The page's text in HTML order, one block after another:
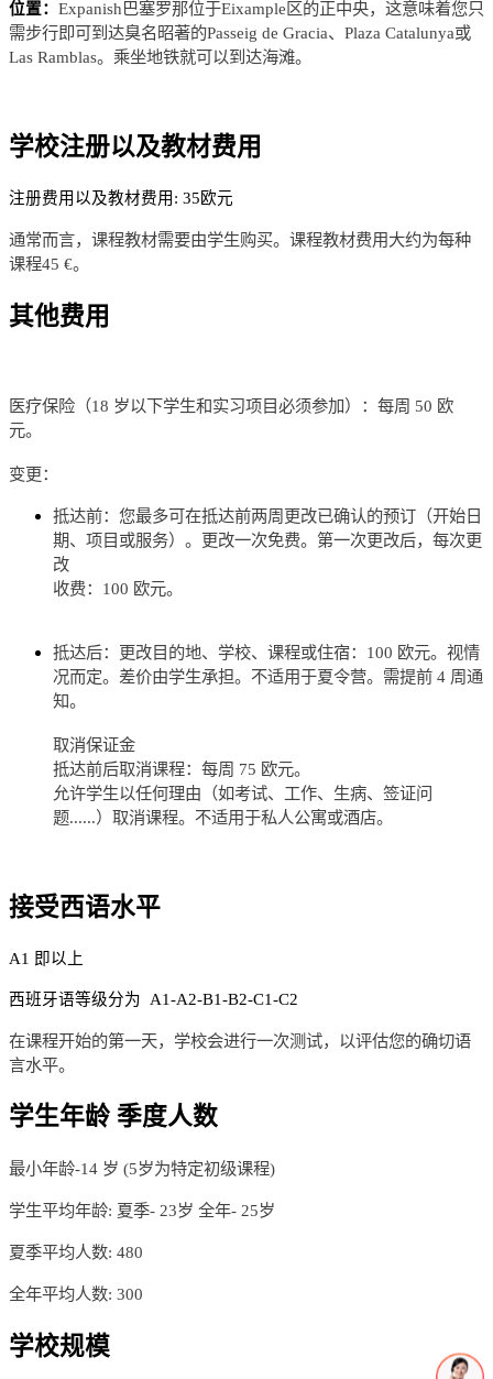
位置： Expanish巴塞罗那位于Eixample区的正中央，这意味着您只
需步行即可到达臭名昭著的Passeig de Gracia、Plaza Catalunya或
Las Ramblas。乘坐地铁就可以到达海滩。
学校注册以及教材费用
注册费用以及教材费用: 35欧元
通常而言，课程教材需要由学生购买。课程教材费用大约为每种
课程45 €。
其他费用
医疗保险（18 岁以下学生和实习项目必须参加）：每周 50 欧
元。
变更：
抵达前：您最多可在抵达前两周更改已确认的预订（开始日
期、项目或服务）。更改一次免费。第一次更改后，每次更
改
收费：100 欧元。
抵达后：更改目的地、学校、课程或住宿：100 欧元。视情
况而定。差价由学生承担。不适用于夏令营。需提前 4 周通
知。
取消保证金
抵达前后取消课程：每周 75 欧元。
允许学生以任何理由（如考试、工作、生病、签证问
题......）取消课程。不适用于私人公寓或酒店。
接受西语水平
A1 即以上
西班牙语等级分为 A1-A2-B1-B2-C1-C2
在课程开始的第一天，学校会进行一次测试，以评估您的确切语
言水平。
学生年龄 季度人数
最小年龄-14 岁 (5岁为特定初级课程)
学生平均年龄: 夏季- 23岁 全年- 25岁
夏季平均人数: 480
全年平均人数: 300
学校规模